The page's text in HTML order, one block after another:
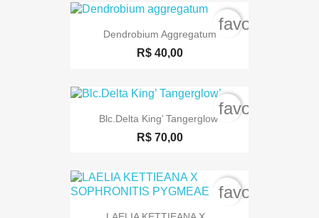
Dendrobium Aggregatum
R$ 40,00
Blc.Delta King’ Tangerglow’
R$ 70,00